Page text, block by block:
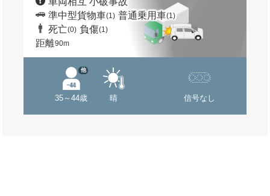
準中型貨物車(1) 普通乗用車(1)
死亡(0) 負傷(1)
距離90m
35～44歳
他
晴 信号なし